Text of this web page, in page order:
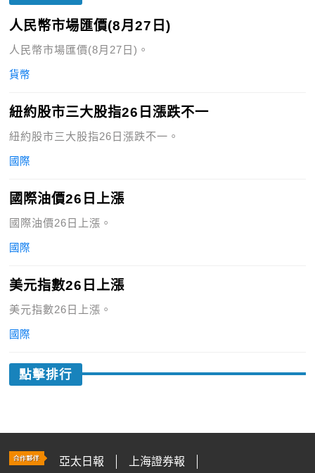
人民幣市場匯價(8月27日)
人民幣市場匯價(8月27日)。
貨幣
紐約股市三大股指26日漲跌不一
紐約股市三大股指26日漲跌不一。
國際
國際油價26日上漲
國際油價26日上漲。
國際
美元指數26日上漲
美元指數26日上漲。
國際
點擊排行
亞太日報
上海證券報